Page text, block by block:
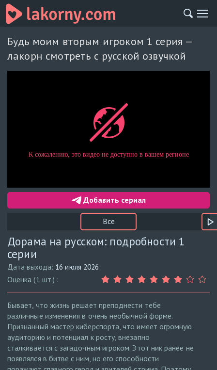
Будь моим вторым игроком 1 серия —
лакорн смотреть с русской озвучкой
Добавить сериал
Все
Дорама на русском: подробности 1
серии
Дата выхода: 16 июля 2026
Оценка (1 шт.) :
Бывает, что жизнь решает преподнести тебе
различные изменения в очень необычной форме.
Признанный мастер киберспорта, что имеет огромную
аудиторию и потенциал к росту, внезапно
сталкивается с загадочным игроком. Этот ник ранее не
появлялся в битве с ним, но его способности